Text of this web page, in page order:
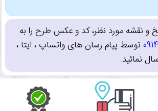
و نقشه مورد نظر، کد و عکس طرح را به
توسط پیام رسان های واتساپ ، ایتا ،
نمائید.